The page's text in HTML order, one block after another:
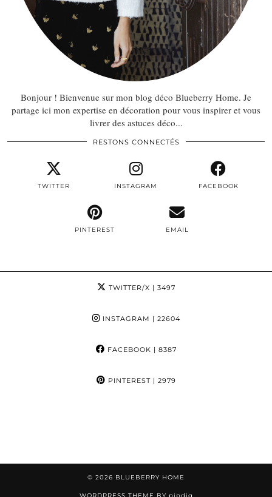
Bonjour ! Bienvenue sur mon blog déco Blueberry Home. Je
partage ici mon expertise en décoration pour vous inspirer et vous
livrer des astuces déco...
RESTONS CONNECTÉS
TWITTER INSTAGRAM FACEBOOK
PINTEREST EMAIL
TWITTER/X | 3497
INSTAGRAM | 22604
FACEBOOK | 8387
PINTEREST| 2979
© 2026 BLUEBERRY HOME